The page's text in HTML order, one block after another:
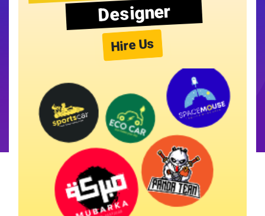
Designer
Hire Us